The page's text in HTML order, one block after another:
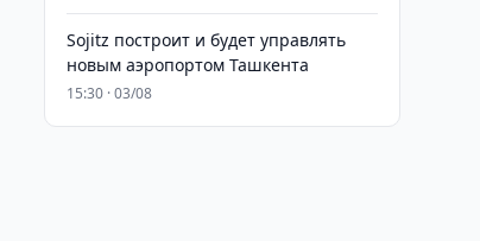
Sojitz построит и будет управлять
новым аэропортом Ташкента
15:30 · 03/08